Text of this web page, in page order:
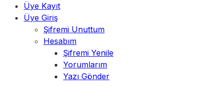
Üye Kayıt
Üye Giriş
Şifremi Unuttum
Hesabım
Şifremi Yenile
Yorumlarım
Yazı Gönder